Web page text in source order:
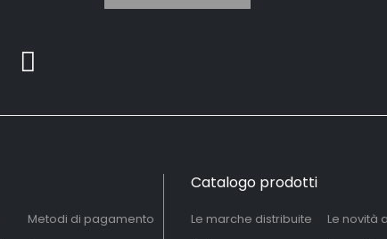
Metodi di pagamento
Catalogo prodotti
Le marche distribuite
Le novità